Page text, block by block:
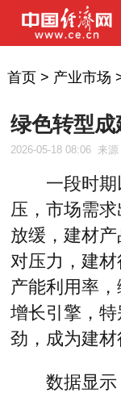
首页> 产业市场
绿色转型
2026-05-18 08:06 来源
一段时
压，市场需
放缓，建材
对压力，建
产能利用率
增长引擎，
劲，成为建材
数据显